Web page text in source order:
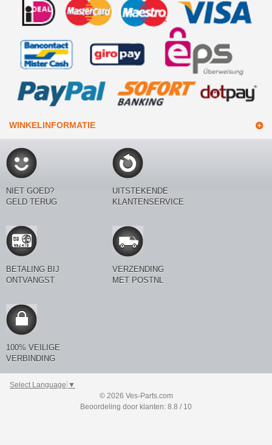
WINKELINFORMATIE
NIET GOED?
GELD TERUG
UITSTEKENDE
KLANTENSERVICE
BETALING BIJ
ONTVANGST
VERZENDING
MET POSTNL
100% VEILIGE
VERBINDING
Select Language ▼
© 2026 Ves-Parts.com
Beoordeling door klanten: 8.8 / 10